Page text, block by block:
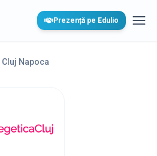
Prezență pe Edulio
Cluj Napoca